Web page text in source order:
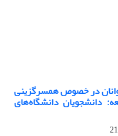
در خصوص همسرگزینی
دانشجویان دانشگاه‌های